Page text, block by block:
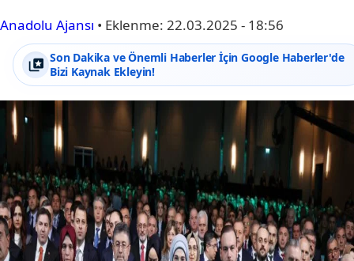
Anadolu Ajansı • Eklenme: 22.03.2025 - 18:56
Son Dakika ve Önemli Haberler İçin Google Haberler'de
Bizi Kaynak Ekleyin!